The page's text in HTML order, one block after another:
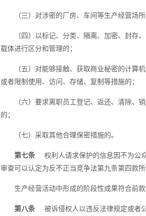
（三）对涉密的厂房、车间等生产经营场
（四）以标记、分类、隔离、加密、封存
载体进行区分和管理的；
（五）对能够接触、获取商业秘密的计算
或者限制使用、访问、存储、复制等措施的；
（六）要求离职员工登记、返还、清除、
的；
（七）采取其他合理保密措施的。
第七条
权利人请求保护的信息因不为公
审查可以认定为反不正当竞争法第九条第四款所
生产经营活动中形成的阶段性成果符合前
第八条
被诉侵权人以违反法律规定或者